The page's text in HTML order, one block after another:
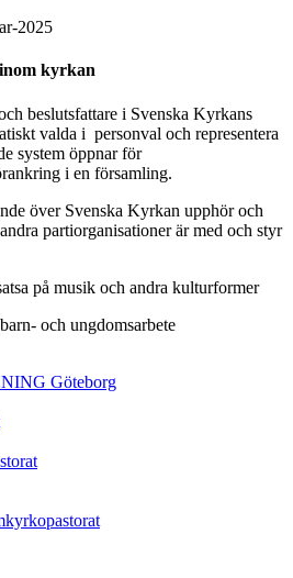
kyrkan
beslutsfattare i Svenska Kyrkans
valda i personval och representera
system öppnar för
i en församling.
över Svenska Kyrkan upphör och
partiorganisationer är med och styr
på musik och andra kulturformer
och ungdomsarbete
Göteborg